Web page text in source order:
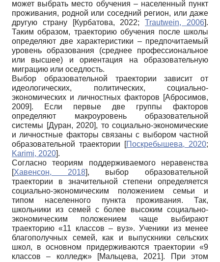
может выбрать место обучения – населенный пункт
проживания, родной или соседний регион, или даже
другую страну
[Курбатова, 2022;Trautwein, 2006].
Таким образом, траекторию обучения после школы
определяют две характеристики – предпочитаемый
уровень образования (среднее профессиональное
или высшее) и ориентация на образовательную
миграцию или оседлость.
Выбор образовательной траектории зависит от
идеологических, политических, социально-
экономических и личностных факторов [Абросимов,
2009]. Если первые две группы факторов
определяют макроуровень образовательной
системы [Дуран, 2020], то социально-экономические
и личностные факторы связаны с выбором частной
образовательной траектории
[Поскребышева, 2020;
Karimi, 2020].
Согласно теориям поддерживаемого неравенства
[Хавенсон, 2018], выбор образовательной
траектории в значительной степени определяется
социально-экономическим положением семьи и
типом населенного пункта проживания. Так,
школьники из семей с более высоким социально-
экономическим положением чаще выбирают
траекторию «11 классов – вуз». Ученики из менее
благополучных семей, как и выпускники сельских
школ, в основном придерживаются траектории «9
классов – колледж»
[Мальцева, 2021]. При этом